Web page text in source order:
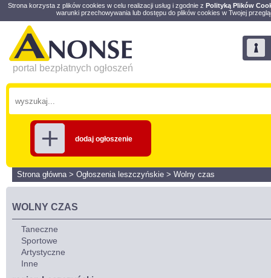
Strona korzysta z plików cookies w celu realizacji usług i zgodnie z Polityką Plików
warunki przechowywania lub dostępu do plików cookies w Twojej
portal bezpłatnych ogłoszeń
dodaj ogłoszenie
Strona główna> Ogłoszenia leszczyńskie > Wolny czas
WOLNY CZAS
Taneczne
Sportowe
Artystyczne
Inne